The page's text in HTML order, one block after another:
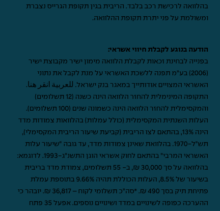
בהלוואה לרכישת רכב בלבד. הריבית בגין תקופת הגרייס נצברת
ומשולמת על פני יתרת תקופת ההלוואה.
הודעה בנוגע לקבלת חיווי אשראי:
בפנייה לבחינת זכאות לקבלת הלוואה מימון ישיר מקבוצת ישיר
(2006) בע"מ תפנה ללשכת האשראי על מנת לקבל את נתוני
האשראי המצויים אודותייך במאגר בנק ישראל. للعربية انقر هنا.
התקופה המינימלית להחזר הלוואה הינה כשנה (12 תשלומים)
והמקסימלית להחזר הלוואה הינה כשמונה שנים (100 תשלומים).
העלות השנתית המקסימלית (כולל עמלות) בהלוואות צמודות מדד
הינה 13%, בהתאם לצו הריבית (קביעת שיעור הריבית המקסימלי),
תש"ל-1970. בהלוואת שאינן צמודות מדד, עד גובה "שיעור עלות
האשראי המרבי" בהתאם לחוק אשראי הוגן התשנ"ג-1993. לדוגמא:
בהלוואה על סך 30,000 ₪, ב- 55 תשלומים, צמודת מדד בריבית
בשיעור של 8.5%, העלות הכוללת תהיה 9.66% בתוספת עמלת
פתיחת תיק בסך 490 ₪. *סה"כ תשלומי לקוח – 36,817 ₪. יובהר כי
ההערכה כפופה לשינויים במדד ושינויים נוספים. אפעל 35 פתח